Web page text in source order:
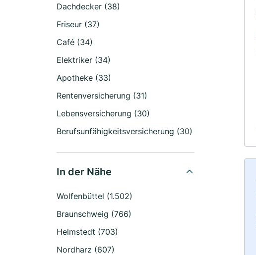
Dachdecker (38)
Friseur (37)
Café (34)
Elektriker (34)
Apotheke (33)
Rentenversicherung (31)
Lebensversicherung (30)
Berufsunfähigkeitsversicherung (30)
In der Nähe
Wolfenbüttel (1.502)
Braunschweig (766)
Helmstedt (703)
Nordharz (607)